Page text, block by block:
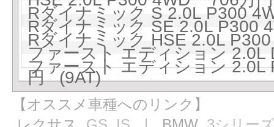
Rダイナミック S 2.0L P300
Rダイナミック SE 2.0L
Rダイナミック HSE 2.0L
ファースト エディション
円 (9AT)
ファースト エディション
【オススメ車種へのリンク】